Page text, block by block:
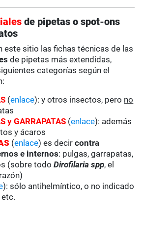
de pipetas o spot-ons
este sitio las fichas técnicas de las
de pipetas más extendidas,
categorías según el
(enlace): y otros insectos, pero no
y GARRAPATAS (enlace): además
y ácaros
(enlace) es decir contra
e internos: pulgas, garrapatas,
(sobre todoDirofilaria spp, el
): sólo antihelmíntico, o no indicado